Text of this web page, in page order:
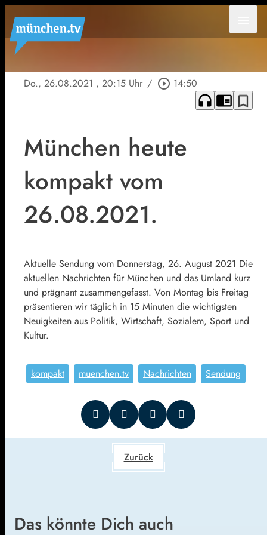
Do., 26.08.2021 , 20:15 Uhr / play_circle_outline 14:50
headphones chrome_reader_mode bookmark_border
München heute
kompakt vom
26.08.2021.
Aktuelle Sendung vom Donnerstag, 26. August 2021 Die
aktuellen Nachrichten für München und das Umland kurz
und prägnant zusammengefasst. Von Montag bis Freitag
präsentieren wir täglich in 15 Minuten die wichtigsten
Neuigkeiten aus Politik, Wirtschaft, Sozialem, Sport und
Kultur.
kompakt muenchen.tv Nachrichten Sendung
Zurück
Das könnte Dich auch